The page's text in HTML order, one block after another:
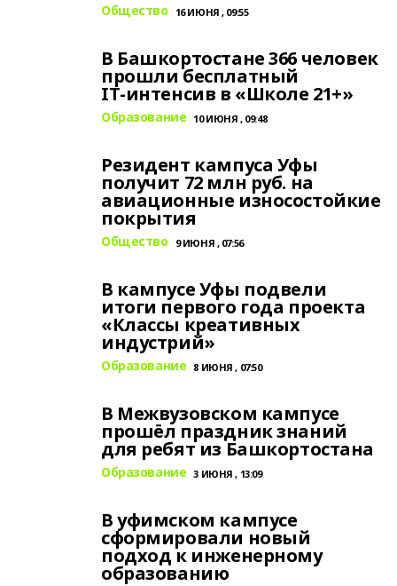
Общество 16 ИЮНЯ , 09:55
В Башкортостане 366 человек
прошли бесплатный
IT‑интенсив в «Школе 21+»
Образование 10 ИЮНЯ , 09:48
Резидент кампуса Уфы
получит 72 млн руб. на
авиационные износостойкие
покрытия
Общество 9 ИЮНЯ , 07:56
В кампусе Уфы подвели
итоги первого года проекта
«Классы креативных
индустрий»
Образование 8 ИЮНЯ , 07:50
В Межвузовском кампусе
прошёл праздник знаний
для ребят из Башкортостана
Образование 3 ИЮНЯ , 13:09
В уфимском кампусе
сформировали новый
подход к инженерному
образованию